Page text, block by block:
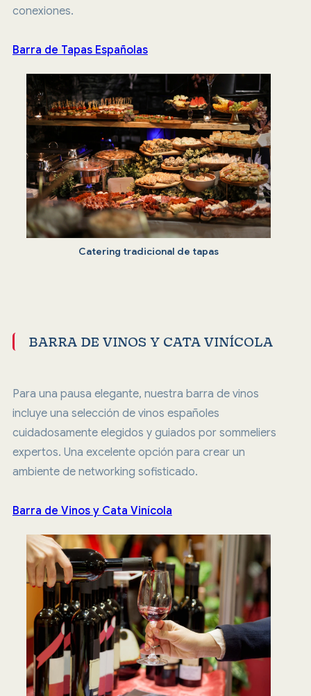
conexiones.
Barra de Tapas Españolas
Catering tradicional de tapas
BARRA DE VINOS Y CATA VINÍCOLA
Para una pausa elegante, nuestra barra de vinos
incluye una selección de vinos españoles
cuidadosamente elegidos y guiados por sommeliers
expertos. Una excelente opción para crear un
ambiente de networking sofisticado.
Barra de Vinos y Cata Vinícola